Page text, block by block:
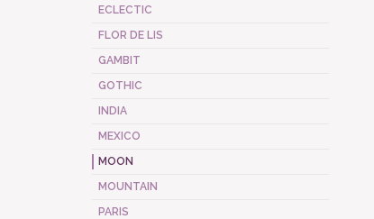
ECLECTIC
FLOR DE LIS
GAMBIT
GOTHIC
INDIA
MEXICO
MOON
MOUNTAIN
PARIS